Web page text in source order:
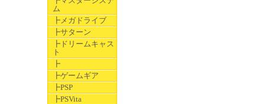
ム
┣メガドライブ
┣サターン
┣ドリームキャス
ト
┣
┣ゲームギア
┣PSP
┣PSVita